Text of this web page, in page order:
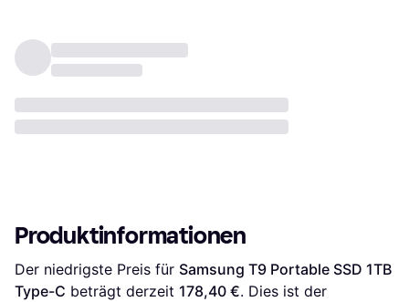
Produktinformationen
Der niedrigste Preis für Samsung T9 Portable SSD 1TB
Type-C beträgt derzeit 178,40 €. Dies ist der